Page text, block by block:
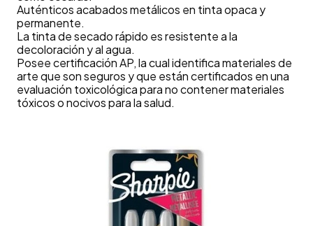
Auténticos acabados metálicos en tinta opaca y
permanente.
La tinta de secado rápido es resistente a la
decoloración y al agua.
Posee certificación AP, la cual identifica materiales de
arte que son seguros y que están certificados en una
evaluación toxicológica para no contener materiales
tóxicos o nocivos para la salud.